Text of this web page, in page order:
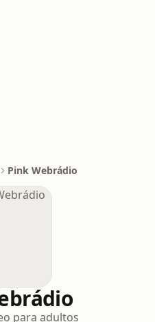
Pink Webrádio
para adultos